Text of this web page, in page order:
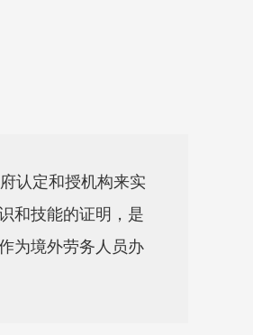
认定和授机构来实
和技能的证明，是
为境外劳务人员办